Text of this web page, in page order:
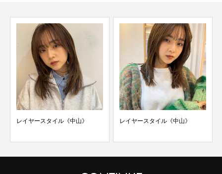
レイヤースタイル《中山》 レイヤースタイル《中山》